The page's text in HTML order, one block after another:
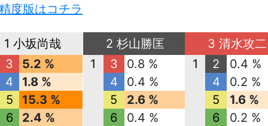
度版はコチラ
1 小坂尚哉
3
5.2 %
4
1.8 %
5
15.3 %
6
2.4 %
2 杉山勝匡
1
3
0.8 %
4
0.4 %
5
2.6 %
6
0.4 %
3 清水攻二
1
2
0.4 %
4
0.2 %
5
1.6 %
6
0.2 %